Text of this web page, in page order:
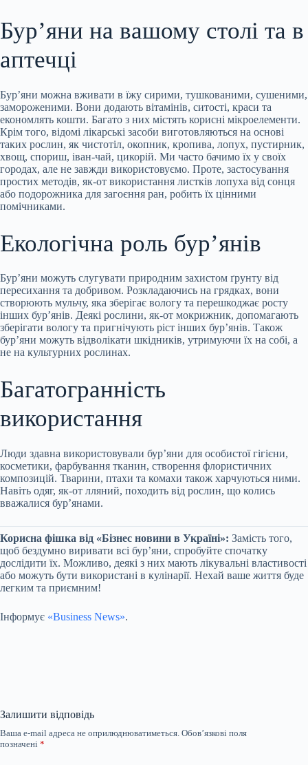
Бур’яни на вашому столі та в
аптечці
Бур’яни можна вживати в їжу сирими, тушкованими, сушеними,
замороженими. Вони додають вітамінів, ситості, краси та
економлять кошти. Багато з них містять корисні мікроелементи.
Крім того, відомі лікарські засоби виготовляються на основі
таких рослин, як чистотіл, окопник, кропива, лопух, пустирник,
хвощ, спориш, іван-чай, цикорій. Ми часто бачимо їх у своїх
городах, але не завжди використовуємо. Проте, застосування
простих методів, як-от використання листків лопуха від сонця
або подорожника для загоєння ран, робить їх цінними
помічниками.
Екологічна роль бур’янів
Бур’яни можуть слугувати природним захистом ґрунту від
пересихання та добривом. Розкладаючись на грядках, вони
створюють мульчу, яка зберігає вологу та перешкоджає росту
інших бур’янів. Деякі рослини, як-от мокрижник, допомагають
зберігати вологу та пригнічують ріст інших бур’янів. Також
бур’яни можуть відволікати шкідників, утримуючи їх на собі, а
не на культурних рослинах.
Багатогранність
використання
Люди здавна використовували бур’яни для особистої гігієни,
косметики, фарбування тканин, створення флористичних
композицій. Тварини, птахи та комахи також харчуються ними.
Навіть одяг, як-от лляний, походить від рослин, що колись
вважалися бур’янами.
Корисна фішка від «Бізнес новини в Україні»: Замість того,
щоб бездумно виривати всі бур’яни, спробуйте спочатку
дослідити їх. Можливо, деякі з них мають лікувальні властивості
або можуть бути використані в кулінарії. Нехай ваше життя буде
легким та приємним!
Інформує «Business News».
Залишити відповідь
Ваша e-mail адреса не оприлюднюватиметься. Обов’язкові поля
позначені *